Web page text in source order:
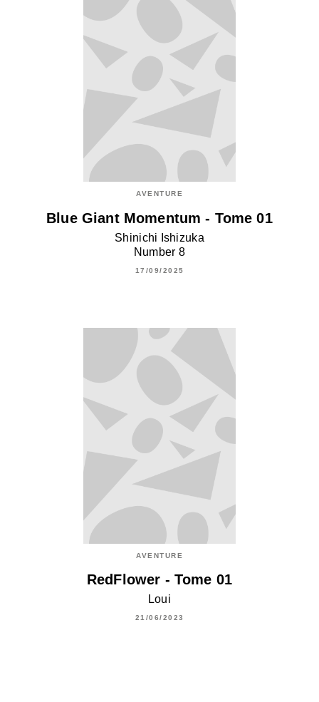
AVENTURE
Blue Giant Momentum - Tome 01
Shinichi Ishizuka
Number 8
17/09/2025
AVENTURE
RedFlower - Tome 01
Loui
21/06/2023